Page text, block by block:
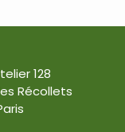
128
Récollets